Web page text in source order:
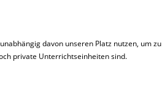
davon unseren Platz nutzen, um zu
private Unterrichtseinheiten sind.